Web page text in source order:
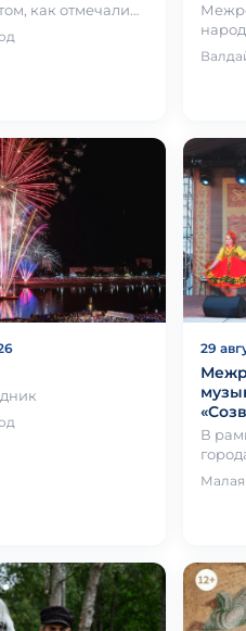
как отмечали
увидеть
поучаствов…
29
В